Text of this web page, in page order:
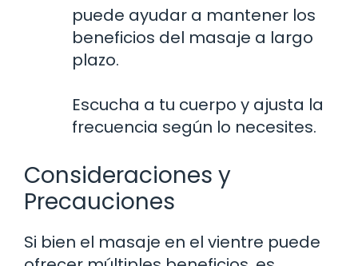
puede ayudar a mantener los
beneficios del masaje a largo
plazo.
Escucha a tu cuerpo y ajusta la
frecuencia según lo necesites.
Consideraciones y
Precauciones
Si bien el masaje en el vientre puede